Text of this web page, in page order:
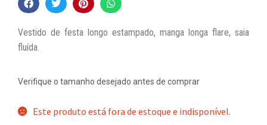
Vestido de festa longo estampado, manga longa flare, saia
fluída.
Verifique o tamanho desejado antes de comprar
Este produto está fora de estoque e indisponível.